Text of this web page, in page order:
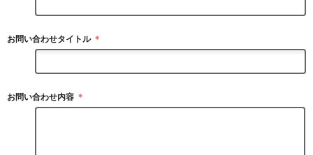
お問い合わせタイトル ＊
お問い合わせ内容 ＊